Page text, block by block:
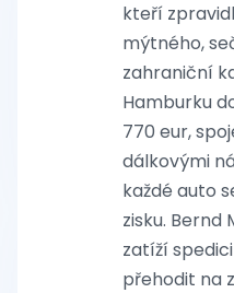
kteří
mýtného,
zahraniční
Hamburku
770 eur,
dálkovými
každé auto
zisku.
zatíží
přehodit na